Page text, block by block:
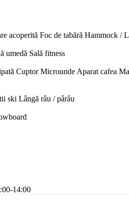
acoperită Foc de tabără Hammock /
umedă Sală fitness
Cuptor Microunde Aparat cafea
ski Lângă râu / pârâu
14:00